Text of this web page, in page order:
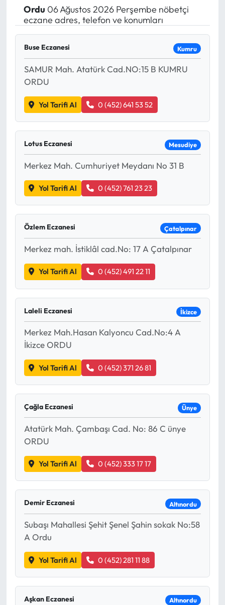
Ordu 06 Ağustos 2026 Perşembe nöbetçi
eczane adres, telefon ve konumları
Buse Eczanesi Kumru
SAMUR Mah. Atatürk Cad.NO:15 B KUMRU
ORDU
Yol Tarifi Al 0 (452) 641 53 52
Lotus Eczanesi Mesudiye
Merkez Mah. Cumhuriyet Meydanı No 31 B
Yol Tarifi Al 0 (452) 761 23 23
Özlem Eczanesi Çatalpınar
Merkez mah. İstiklâl cad.No: 17 A Çatalpınar
Yol Tarifi Al 0 (452) 491 22 11
Laleli Eczanesi İkizce
Merkez Mah.Hasan Kalyoncu Cad.No:4 A
İkizce ORDU
Yol Tarifi Al 0 (452) 371 26 81
Çağla Eczanesi Ünye
Atatürk Mah. Çambaşı Cad. No: 86 C ünye
ORDU
Yol Tarifi Al 0 (452) 333 17 17
Demir Eczanesi Altınordu
Subaşı Mahallesi Şehit Şenel Şahin sokak No:58
A Ordu
Yol Tarifi Al 0 (452) 281 11 88
Aşkan Eczanesi Altınordu
Yargı Kararları
Araştırma-Rapor